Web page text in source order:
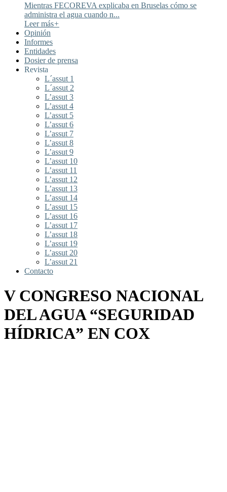
Mientras FECOREVA explicaba en Bruselas cómo se
administra el agua cuando n...
Leer más+
Opinión
Informes
Entidades
Dosier de prensa
Revista
L´assut 1
L´assut 2
L’assut 3
L’assut 4
L’assut 5
L’assut 6
L’assut 7
L’assut 8
L’assut 9
L’assut 10
L’assut 11
L’assut 12
L’assut 13
L’assut 14
L’assut 15
L’assut 16
L’assut 17
L’assut 18
L’assut 19
L’assut 20
L’assut 21
Contacto
V CONGRESO NACIONAL
DEL AGUA “SEGURIDAD
HÍDRICA” EN COX